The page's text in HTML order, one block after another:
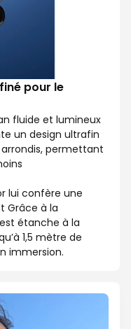
pour le
fluide et lumineux
un design ultrafin
permettant
lui confère une
Grâce à la
est étanche à la
1,5 mètre de
immersion.